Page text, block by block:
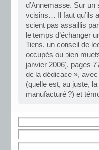
d’Annemasse. Sur
voisins… Il faut qu’ils
soient pas assaillis
le temps d’échanger
Tiens, un conseil de
occupés ou bien
janvier 2006), pages
de la dédicace »,
(quelle est, au juste,
manufacturé ?) et